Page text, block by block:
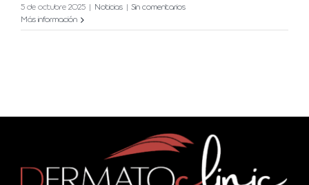
5 de octubre 2025 Noticias
Sin comentarios
Más información